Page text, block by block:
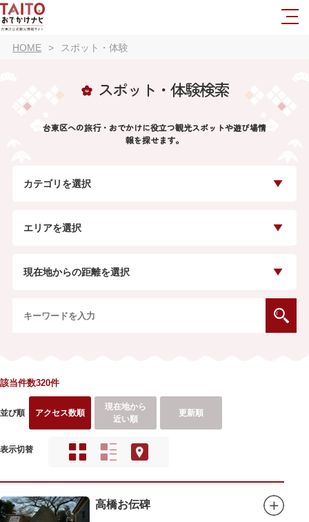
HOME スポット・体験
スポット・体験検索
台東区への旅行・おでかけに役立つ観光スポットや遊び場情
報を探せます。
カテゴリを選択
エリアを選択
現在地からの距離を選択
該当件数320件
並び順 アクセス数順
現在地から
近い順
更新順
表示切替
高橋お伝碑